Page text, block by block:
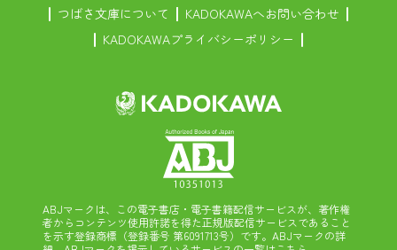
つばさ文庫について
KADOKAWAへお問い合わせ
KADOKAWAプライバシーポリシー
ABJマークは、この電子書店・電子書籍配信サービスが、著作権
者からコンテンツ使用許諾を得た正規版配信サービスであること
を示す登録商標（登録番号 第6091713号）です。ABJマークの詳